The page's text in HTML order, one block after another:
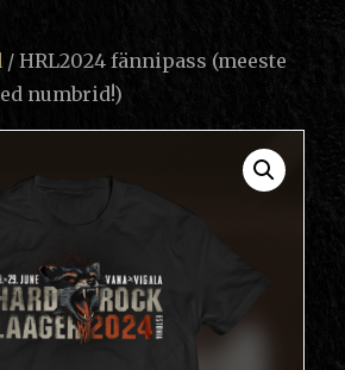
/ HRL2024 fännipass (meeste
numbrid!)